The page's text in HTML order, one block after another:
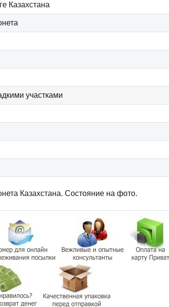
Казахстана
участками
Казахстана. Состояние на фото.